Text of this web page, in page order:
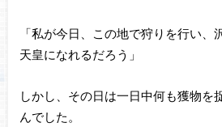
「私が今日、この地で狩りを行い、
天皇になれるだろう」
しかし、その日は一日中何も獲物を
んでした。